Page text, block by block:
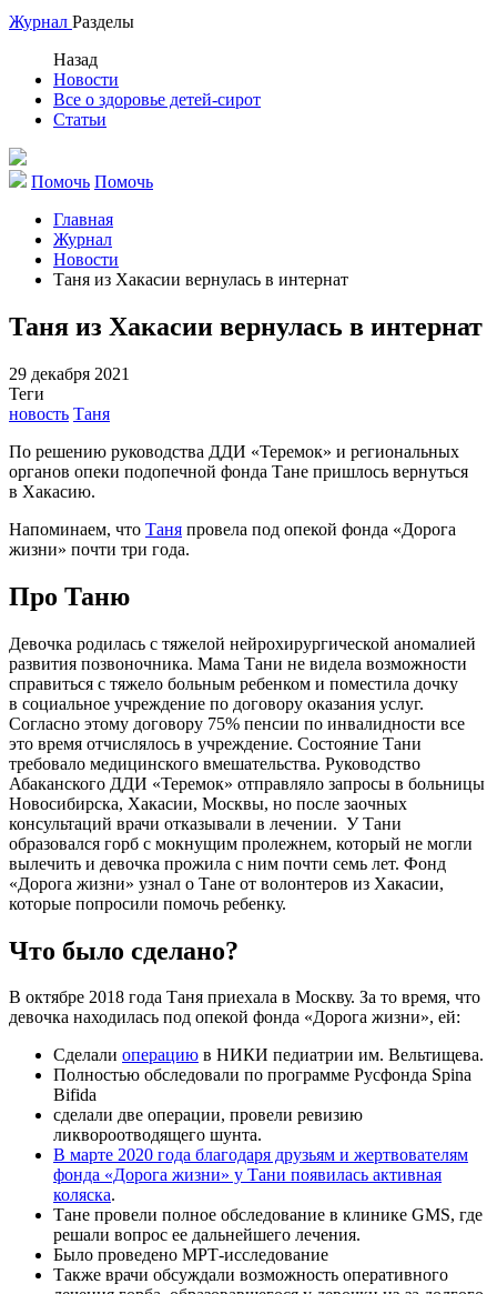
Журнал Разделы
Назад
Новости
Все о здоровье детей-сирот
Статьи
Помочь Помочь
Главная
Журнал
Новости
Таня из Хакасии вернулась в интернат
Таня из Хакасии вернулась в интернат
29 декабря 2021
Теги
новость Таня
По решению руководства ДДИ «Теремок» и региональных
органов опеки подопечной фонда Тане пришлось вернуться
в Хакасию.
Напоминаем, что Таня провела под опекой фонда «Дорога
жизни» почти три года.
Про Таню
Девочка родилась с тяжелой нейрохирургической аномалией
развития позвоночника. Мама Тани не видела возможности
справиться с тяжело больным ребенком и поместила дочку
в социальное учреждение по договору оказания услуг.
Согласно этому договору 75% пенсии по инвалидности все
это время отчислялось в учреждение. Состояние Тани
требовало медицинского вмешательства. Руководство
Абаканского ДДИ «Теремок» отправляло запросы в больницы
Новосибирска, Хакасии, Москвы, но после заочных
консультаций врачи отказывали в лечении. У Тани
образовался горб с мокнущим пролежнем, который не могли
вылечить и девочка прожила с ним почти семь лет. Фонд
«Дорога жизни» узнал о Тане от волонтеров из Хакасии,
которые попросили помочь ребенку.
Что было сделано?
В октябре 2018 года Таня приехала в Москву. За то время, что
девочка находилась под опекой фонда «Дорога жизни», ей:
Сделали операцию в НИКИ педиатрии им. Вельтищева.
Полностью обследовали по программе Русфонда Spina
Bifida
сделали две операции, провели ревизию
ликвороотводящего шунта.
В марте 2020 года благодаря друзьям и жертвователям
фонда «Дорога жизни» у Тани появилась активная
коляска.
Тане провели полное обследование в клинике GMS, где
решали вопрос ее дальнейшего лечения.
Было проведено МРТ-исследование
Также врачи обсуждали возможность оперативного